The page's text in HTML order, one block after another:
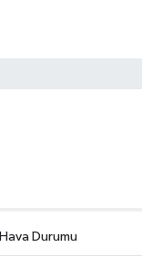
Hava Durumu